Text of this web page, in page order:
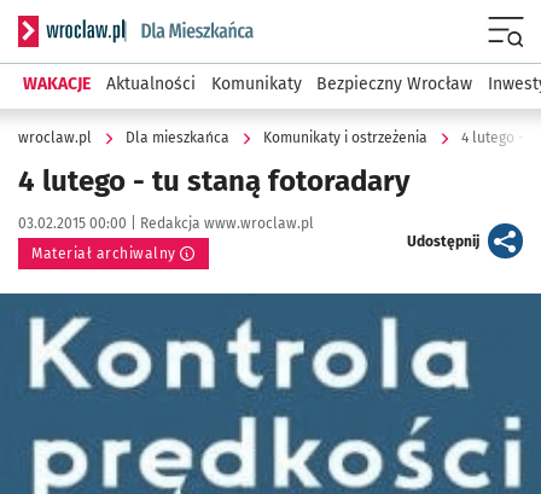
Serwis informacyjny wroclaw.pl podserwis: Dla mieszkańca
WAKACJE Aktualności Komunikaty Bezpieczny Wrocław
wroclaw.pl Dla mieszkańca Komunikaty i ostrzeżenia 4 lutego -
4 lutego - tu staną fotoradary
Data publikacji:
03.02.2015 00:00 | Autor:
Redakcja www.wroclaw.pl
Materiał archiwalny
Udostępnijartykuł